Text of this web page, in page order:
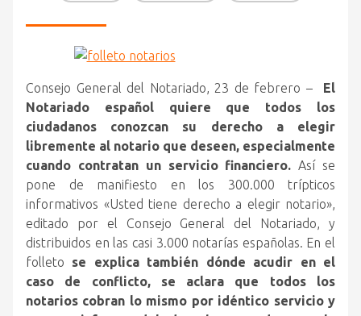
Consejo General del Notariado, 23 de febrero – El
Notariado español quiere que todos los
ciudadanos conozcan su derecho a elegir
libremente al notario que deseen, especialmente
cuando contratan un servicio financiero. Así se
pone de manifiesto en los 300.000 trípticos
informativos «Usted tiene derecho a elegir notario»,
editado por el Consejo General del Notariado, y
distribuidos en las casi 3.000 notarías españolas. En el
folleto se explica también dónde acudir en el
caso de conflicto, se aclara que todos los
notarios cobran lo mismo por idéntico servicio y